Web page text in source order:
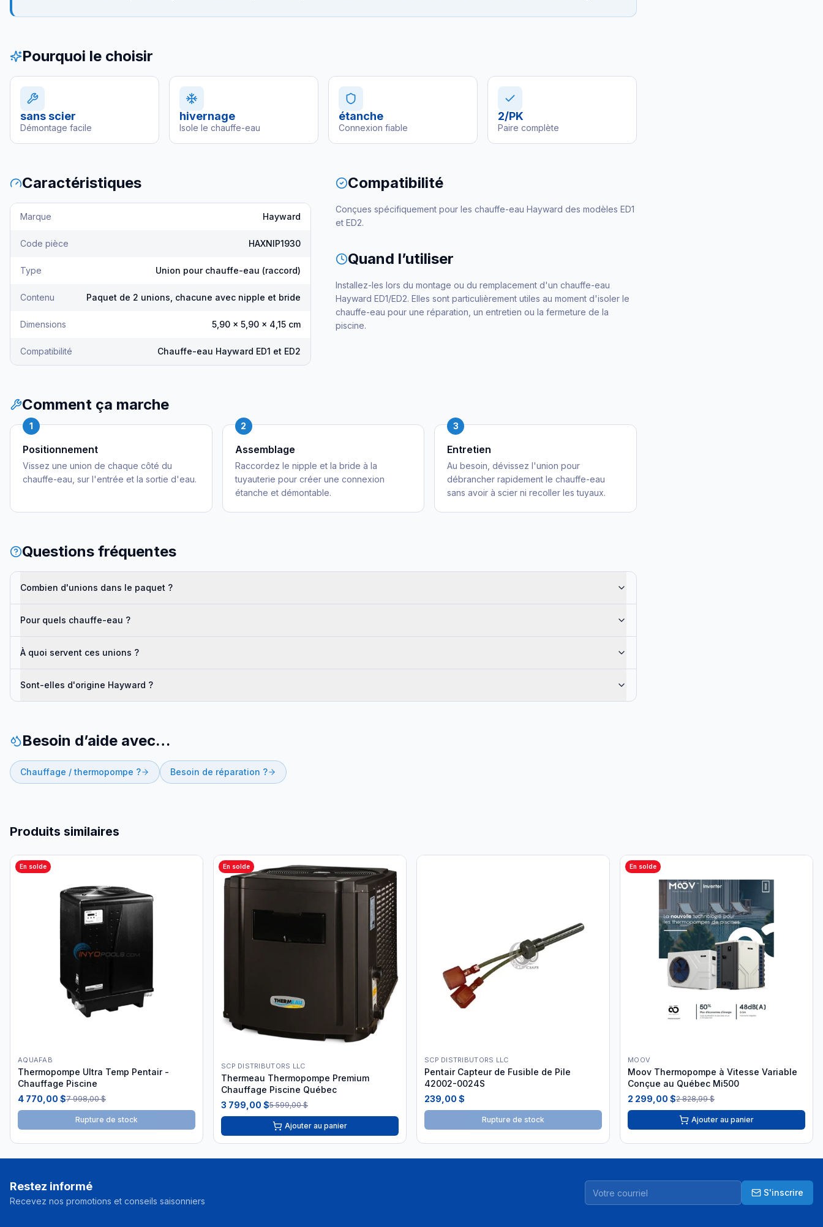
Pourquoi le choisir
sans scier
Démontage facile
hivernage
Isole le chauffe-eau
étanche
Connexion fiable
2/PK
Paire complète
Caractéristiques
Marque Hayward
Code pièce HAXNIP1930
Type Union pour chauffe-eau (raccord)
Contenu Paquet de 2 unions, chacune avec nipple et bride
Dimensions 5,90 x 5,90 x 4,15 cm
Compatibilité Chauffe-eau Hayward ED1 et ED2
Compatibilité
Conçues spécifiquement pour les chauffe-eau Hayward des modèles ED1
et ED2.
Quand l’utiliser
Installez-les lors du montage ou du remplacement d'un chauffe-eau
Hayward ED1/ED2. Elles sont particulièrement utiles au moment d'isoler le
chauffe-eau pour une réparation, un entretien ou la fermeture de la
piscine.
Comment ça marche
1
Positionnement
Vissez une union de chaque côté du
chauffe-eau, sur l'entrée et la sortie d'eau.
2
Assemblage
Raccordez le nipple et la bride à la
tuyauterie pour créer une connexion
étanche et démontable.
3
Entretien
Au besoin, dévissez l'union pour
débrancher rapidement le chauffe-eau
sans avoir à scier ni recoller les tuyaux.
Questions fréquentes
Combien d'unions dans le paquet ?
Pour quels chauffe-eau ?
À quoi servent ces unions ?
Sont-elles d'origine Hayward ?
Besoin d’aide avec…
Chauffage / thermopompe ? Besoin de réparation ?
Produits similaires
En solde
AQUAFAB
Thermopompe Ultra Temp Pentair -
Chauffage Piscine
4 770,00 $7 998,00 $
Rupture de stock
En solde
SCP DISTRIBUTORS LLC
Thermeau Thermopompe Premium
Chauffage Piscine Québec
3 799,00 $5 599,00 $
Ajouter au panier
SCP DISTRIBUTORS LLC
Pentair Capteur de Fusible de Pile
42002-0024S
239,00 $
Rupture de stock
En solde
MOOV
Moov Thermopompe à Vitesse Variable
Conçue au Québec Mi500
2 299,00 $2 828,99 $
Ajouter au panier
Restez informé
Recevez nos promotions et conseils saisonniers
S'inscrire